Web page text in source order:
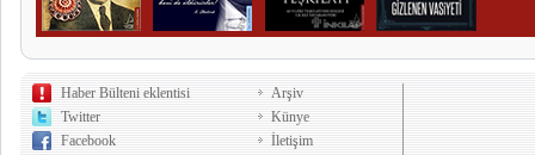
Haber Bülteni eklentisi
Twitter
Facebook
Arşiv
Künye
İletişim